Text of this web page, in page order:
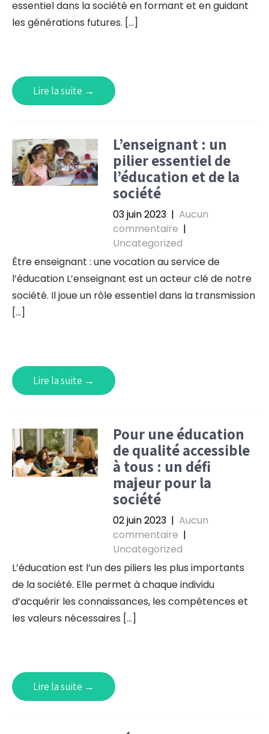
essentiel dans la société en formant et en guidant
les générations futures. […]
Lire la suite →
L’enseignant : un
pilier essentiel de
l’éducation et de la
société
03 juin 2023 | Aucun
commentaire |
Uncategorized
Être enseignant : une vocation au service de
l’éducation L’enseignant est un acteur clé de notre
société. Il joue un rôle essentiel dans la transmission
[…]
Lire la suite →
Pour une éducation
de qualité accessible
à tous : un défi
majeur pour la
société
02 juin 2023 | Aucun
commentaire |
Uncategorized
L’éducation est l’un des piliers les plus importants
de la société. Elle permet à chaque individu
d’acquérir les connaissances, les compétences et
les valeurs nécessaires […]
Lire la suite →